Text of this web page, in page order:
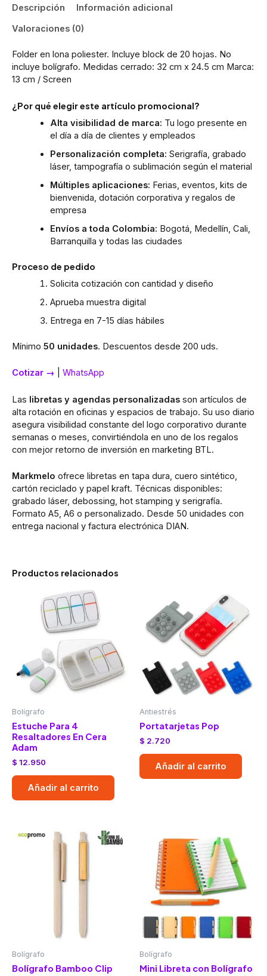
Descripción
Información adicional
Valoraciones (0)
Folder en lona poliester. Incluye block de 20 hojas. No
incluye bolígrafo. Medidas cerrado: 32 cm x 24.5 cm Marca:
13 cm / Screen
¿Por qué elegir este artículo promocional?
Alta visibilidad de marca: Tu logo presente en
el día a día de clientes y empleados
Personalización completa: Serigrafía, grabado
láser, tampografía o sublimación según el material
Múltiples aplicaciones: Ferias, eventos, kits de
bienvenida, dotación corporativa y regalos de
empresa
Envíos a toda Colombia: Bogotá, Medellín, Cali,
Barranquilla y todas las ciudades
Proceso de pedido
Solicita cotización con cantidad y diseño
Aprueba muestra digital
Entrega en 7-15 días hábiles
Mínimo 50 unidades. Descuentos desde 200 uds.
Cotizar → WhatsApp
Las libretas y agendas personalizadas son artículos de
alta rotación en oficinas y espacios de trabajo. Su uso diario
asegura visibilidad constante del logo corporativo durante
semanas o meses, convirtiéndola en uno de los regalos
con mejor retorno de inversión en marketing BTL.
Markmelo ofrece libretas en tapa dura, cuero sintético,
cartón reciclado y papel kraft. Técnicas disponibles:
grabado láser, debossing, hot stamping y serigrafía.
Formato A5, A6 o personalizado. Desde 50 unidades con
entrega nacional y factura electrónica DIAN.
Productos relacionados
Bolígrafo
Estuche Para 4
Resaltadores En Cera
Adam
$ 12.950
Añadir al carrito
Antiestrés
Portatarjetas Pop
$ 2.720
Añadir al carrito
Bolígrafo
Bolígrafo Bamboo Clip
Bolígrafo
Mini Libreta con Bolígrafo